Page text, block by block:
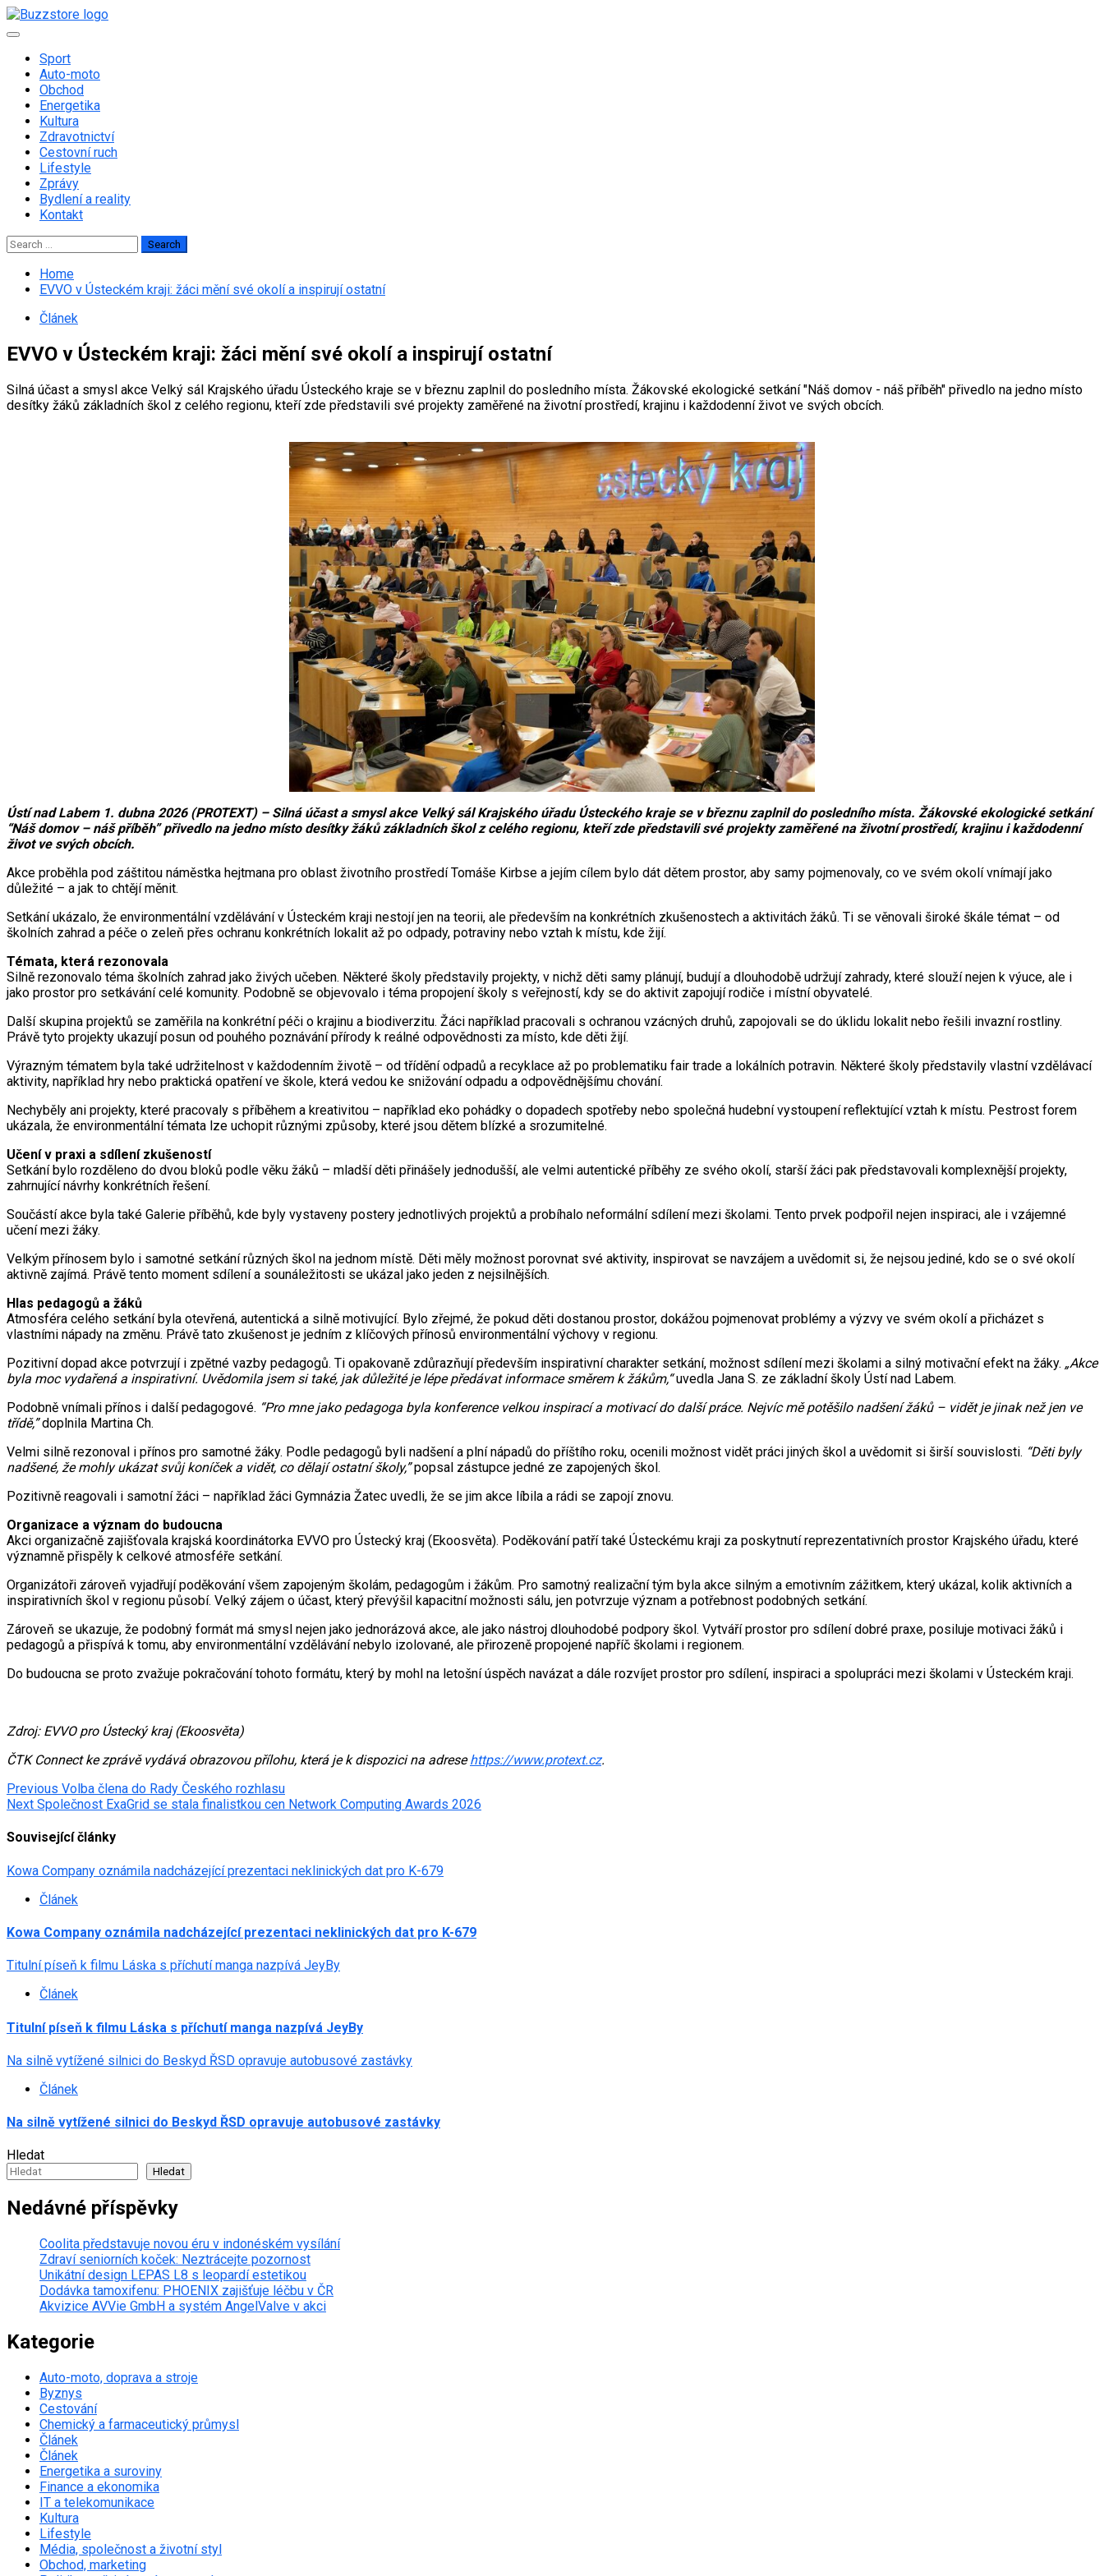
Skip
to
Primary
Sport
Auto-moto
Obchod
Energetika
Kultura
Zdravotnictví
Cestovní ruch
Lifestyle
Zprávy
Bydlení a reality
Kontakt
Search
for:
Home
EVVO v Ústeckém kraji: žáci mění své okolí a inspirují ostatní
Článek
EVVO v Ústeckém kraji: žáci mění své okolí a inspirují ostatní
Silná účast a smysl akce Velký sál Krajského úřadu Ústeckého kraje se v březnu zaplnil do posledního místa. Žákovské ekologické setkání "Náš domov - náš příběh" přivedlo na jedno místo
desítky žáků základních škol z celého regionu, kteří zde představili své projekty zaměřené na životní prostředí, krajinu i každodenní život ve svých obcích.
Ústí nad Labem 1. dubna 2026 (PROTEXT) – Silná účast a smysl akce Velký sál Krajského úřadu Ústeckého kraje se v březnu zaplnil do posledního místa. Žákovské ekologické setkání
“Náš domov – náš příběh” přivedlo na jedno místo desítky žáků základních škol z celého regionu, kteří zde představili své projekty zaměřené na životní prostředí, krajinu i každodenní
život ve svých obcích.
Akce proběhla pod záštitou náměstka hejtmana pro oblast životního prostředí Tomáše Kirbse a jejím cílem bylo dát dětem prostor, aby samy pojmenovaly, co ve svém okolí vnímají jako
důležité – a jak to chtějí měnit.
Setkání ukázalo, že environmentální vzdělávání v Ústeckém kraji nestojí jen na teorii, ale především na konkrétních zkušenostech a aktivitách žáků. Ti se věnovali široké škále témat – od
školních zahrad a péče o zeleň přes ochranu konkrétních lokalit až po odpady, potraviny nebo vztah k místu, kde žijí.
Témata, která rezonovala
Silně rezonovalo téma školních zahrad jako živých učeben. Některé školy představily projekty, v nichž děti samy plánují, budují a dlouhodobě udržují zahrady, které slouží nejen k výuce, ale i
jako prostor pro setkávání celé komunity. Podobně se objevovalo i téma propojení školy s veřejností, kdy se do aktivit zapojují rodiče i místní obyvatelé.
Další skupina projektů se zaměřila na konkrétní péči o krajinu a biodiverzitu. Žáci například pracovali s ochranou vzácných druhů, zapojovali se do úklidu lokalit nebo řešili invazní rostliny.
Právě tyto projekty ukazují posun od pouhého poznávání přírody k reálné odpovědnosti za místo, kde děti žijí.
Výrazným tématem byla také udržitelnost v každodenním životě – od třídění odpadů a recyklace až po problematiku fair trade a lokálních potravin. Některé školy představily vlastní vzdělávací
aktivity, například hry nebo praktická opatření ve škole, která vedou ke snižování odpadu a odpovědnějšímu chování.
Nechyběly ani projekty, které pracovaly s příběhem a kreativitou – například eko pohádky o dopadech spotřeby nebo společná hudební vystoupení reflektující vztah k místu. Pestrost forem
ukázala, že environmentální témata lze uchopit různými způsoby, které jsou dětem blízké a srozumitelné.
Učení v praxi a sdílení zkušeností
Setkání bylo rozděleno do dvou bloků podle věku žáků – mladší děti přinášely jednodušší, ale velmi autentické příběhy ze svého okolí, starší žáci pak představovali komplexnější projekty,
zahrnující návrhy konkrétních řešení.
Součástí akce byla také Galerie příběhů, kde byly vystaveny postery jednotlivých projektů a probíhalo neformální sdílení mezi školami. Tento prvek podpořil nejen inspiraci, ale i vzájemné
učení mezi žáky.
Velkým přínosem bylo i samotné setkání různých škol na jednom místě. Děti měly možnost porovnat své aktivity, inspirovat se navzájem a uvědomit si, že nejsou jediné, kdo se o své okolí
aktivně zajímá. Právě tento moment sdílení a sounáležitosti se ukázal jako jeden z nejsilnějších.
Hlas pedagogů a žáků
Atmosféra celého setkání byla otevřená, autentická a silně motivující. Bylo zřejmé, že pokud děti dostanou prostor, dokážou pojmenovat problémy a výzvy ve svém okolí a přicházet s
vlastními nápady na změnu. Právě tato zkušenost je jedním z klíčových přínosů environmentální výchovy v regionu.
Pozitivní dopad akce potvrzují i zpětné vazby pedagogů. Ti opakovaně zdůrazňují především inspirativní charakter setkání, možnost sdílení mezi školami a silný motivační efekt na žáky. „Akce
byla moc vydařená a inspirativní. Uvědomila jsem si také, jak důležité je lépe předávat informace směrem k žákům,“uvedla Jana S. ze základní školy Ústí nad Labem.
Podobně vnímali přínos i další pedagogové. “Pro mne jako pedagoga byla konference velkou inspirací a motivací do další práce. Nejvíc mě potěšilo nadšení žáků – vidět je jinak než jen ve
třídě,”doplnila Martina Ch.
Velmi silně rezonoval i přínos pro samotné žáky. Podle pedagogů byli nadšení a plní nápadů do příštího roku, ocenili možnost vidět práci jiných škol a uvědomit si širší souvislosti. “Děti byly
nadšené, že mohly ukázat svůj koníček a vidět, co dělají ostatní školy,”popsal zástupce jedné ze zapojených škol.
Pozitivně reagovali i samotní žáci – například žáci Gymnázia Žatec uvedli, že se jim akce líbila a rádi se zapojí znovu.
Organizace a význam do budoucna
Akci organizačně zajišťovala krajská koordinátorka EVVO pro Ústecký kraj (Ekoosvěta). Poděkování patří také Ústeckému kraji za poskytnutí reprezentativních prostor Krajského úřadu, které
významně přispěly k celkové atmosféře setkání.
Organizátoři zároveň vyjadřují poděkování všem zapojeným školám, pedagogům i žákům. Pro samotný realizační tým byla akce silným a emotivním zážitkem, který ukázal, kolik aktivních a
inspirativních škol v regionu působí. Velký zájem o účast, který převýšil kapacitní možnosti sálu, jen potvrzuje význam a potřebnost podobných setkání.
Zároveň se ukazuje, že podobný formát má smysl nejen jako jednorázová akce, ale jako nástroj dlouhodobé podpory škol. Vytváří prostor pro sdílení dobré praxe, posiluje motivaci žáků i
pedagogů a přispívá k tomu, aby environmentální vzdělávání nebylo izolované, ale přirozeně propojené napříč školami i regionem.
Do budoucna se proto zvažuje pokračování tohoto formátu, který by mohl na letošní úspěch navázat a dále rozvíjet prostor pro sdílení, inspiraci a spolupráci mezi školami v Ústeckém kraji.
Zdroj: EVVO pro Ústecký kraj (Ekoosvěta)
ČTK Connect ke zprávě vydává obrazovou přílohu, která je k dispozici na adresehttps://www.protext.cz.
Post
navigation
Previous Volba člena do Rady Českého rozhlasu
Next Společnost ExaGrid se stala finalistkou cen Network Computing Awards 2026
Související články
Kowa Company oznámila nadcházející prezentaci neklinických dat pro K-679
Článek
Kowa Company oznámila nadcházející prezentaci neklinických dat pro K-679
Titulní píseň k filmu Láska s příchutí manga nazpívá JeyBy
Článek
Titulní píseň k filmu Láska s příchutí manga nazpívá JeyBy
Na silně vytížené silnici do Beskyd ŘSD opravuje autobusové zastávky
Článek
Na silně vytížené silnici do Beskyd ŘSD opravuje autobusové zastávky
Hledat
Hledat
Nedávné příspěvky
Coolita představuje novou éru v indonéském vysílání
Zdraví seniorních koček: Neztrácejte pozornost
Unikátní design LEPAS L8 s leopardí estetikou
Dodávka tamoxifenu: PHOENIX zajišťuje léčbu v ČR
Akvizice AVVie GmbH a systém AngelValve v akci
Kategorie
Auto-moto, doprava a stroje
Byznys
Cestování
Chemický a farmaceutický průmysl
Článek
Článek
Energetika a suroviny
Finance a ekonomika
IT a telekomunikace
Kultura
Lifestyle
Média, společnost a životní styl
Obchod, marketing